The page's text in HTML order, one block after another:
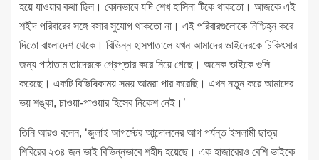
হয়ে যাওয়ার কথা ছিল। কোনভাবে যদি শেখ হাসিনা টিকে থাকতো। আজকে এই
শহীদ পরিবারের সঙ্গে বসার সুযোগ থাকতো না। এই পরিবারগুলোকে নিশ্চিহ্ন করে
দিতো বাংলাদেশ থেকে। বিভিন্ন হাসপাতালে যখন আমাদের ভাইদেরকে চিকিৎসার
জন্য পাঠাতাম তাদেরকে গ্রেপ্তার করে নিয়ে গেছে। অনেক ভাইকে গুলি
করেছে। একটি বিভিষিকাময় সময় আমরা পার করেছি। এখন নতুন করে আমাদের
ভয় শঙ্কা, চাওয়া-পাওয়ার হিসেব নিকেশ নেই।’
তিনি আরও বলেন, ‘জুলাই আগস্টের আন্দোলনের আগ পর্যন্ত ইসলামী ছাত্র
শিবিরের ২৩৪ জন ভাই বিভিন্নভাবে শহীদ হয়েছে। এক হাজারেরও বেশি ভাইকে